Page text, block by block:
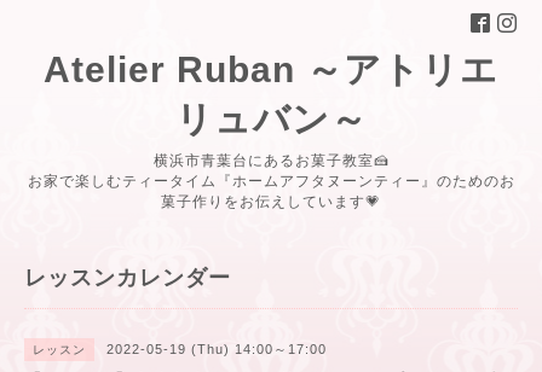
Atelier Ruban ～アトリエ
リュバン～
横浜市青葉台にあるお菓子教室🍰
お家で楽しむティータイム『ホームアフタヌーンティー』のためのお
菓子作りをお伝えしています💗
レッスンカレンダー
レッスン 2022-05-19 (Thu) 14:00～17:00